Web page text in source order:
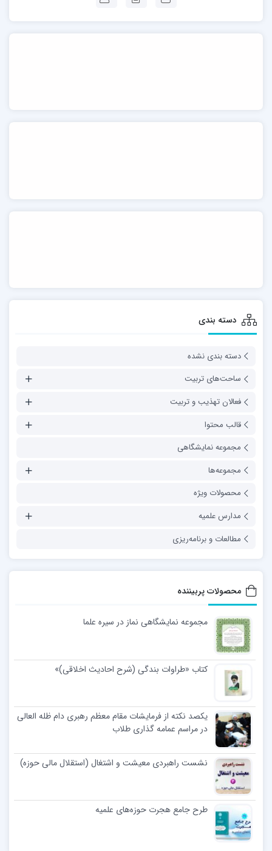
دسته بندی
دسته بندی نشده
ساحت‌های تربیت
فعالان تهذیب و تربیت
قالب محتوا
مجموعه نمایشگاهی
مجموعه‌ها
محصولات ویژه
مدارس علمیه
مطالعات و برنامه‌ریزی
محصولات پربیننده
مجموعه نمایشگاهی نماز در سیره علما
کتاب «طراوات بندگی (شرح احادیث اخلاقی)»
یکصد نکته از فرمایشات مقام معظم رهبری دام ظله العالی
در مراسم عمامه گذاری طلاب
نشست راهبردی معیشت و اشتغال (استقلال مالی حوزه)
طرح جامع هجرت حوزه‌های علمیه